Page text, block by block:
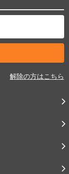
解除の方はこちら